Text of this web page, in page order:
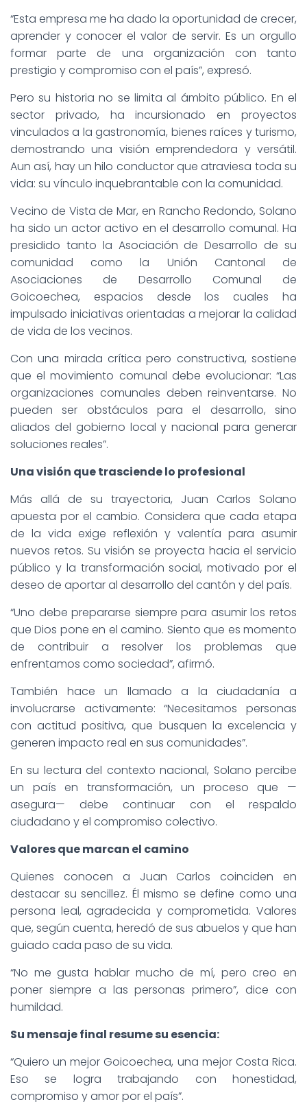
“Esta empresa me ha dado la oportunidad de crecer,
aprender y conocer el valor de servir. Es un orgullo
formar parte de una organización con tanto
prestigio y compromiso con el país”, expresó.
Pero su historia no se limita al ámbito público. En el
sector privado, ha incursionado en proyectos
vinculados a la gastronomía, bienes raíces y turismo,
demostrando una visión emprendedora y versátil.
Aun así, hay un hilo conductor que atraviesa toda su
vida: su vínculo inquebrantable con la comunidad.
Vecino de Vista de Mar, en Rancho Redondo, Solano
ha sido un actor activo en el desarrollo comunal. Ha
presidido tanto la Asociación de Desarrollo de su
comunidad como la Unión Cantonal de
Asociaciones de Desarrollo Comunal de
Goicoechea, espacios desde los cuales ha
impulsado iniciativas orientadas a mejorar la calidad
de vida de los vecinos.
Con una mirada crítica pero constructiva, sostiene
que el movimiento comunal debe evolucionar: “Las
organizaciones comunales deben reinventarse. No
pueden ser obstáculos para el desarrollo, sino
aliados del gobierno local y nacional para generar
soluciones reales”.
Una visión que trasciende lo profesional
Más allá de su trayectoria, Juan Carlos Solano
apuesta por el cambio. Considera que cada etapa
de la vida exige reflexión y valentía para asumir
nuevos retos. Su visión se proyecta hacia el servicio
público y la transformación social, motivado por el
deseo de aportar al desarrollo del cantón y del país.
“Uno debe prepararse siempre para asumir los retos
que Dios pone en el camino. Siento que es momento
de contribuir a resolver los problemas que
enfrentamos como sociedad”, afirmó.
También hace un llamado a la ciudadanía a
involucrarse activamente: “Necesitamos personas
con actitud positiva, que busquen la excelencia y
generen impacto real en sus comunidades”.
En su lectura del contexto nacional, Solano percibe
un país en transformación, un proceso que —
asegura— debe continuar con el respaldo
ciudadano y el compromiso colectivo.
Valores que marcan el camino
Quienes conocen a Juan Carlos coinciden en
destacar su sencillez. Él mismo se define como una
persona leal, agradecida y comprometida. Valores
que, según cuenta, heredó de sus abuelos y que han
guiado cada paso de su vida.
“No me gusta hablar mucho de mí, pero creo en
poner siempre a las personas primero”, dice con
humildad.
Su mensaje final resume su esencia:
“Quiero un mejor Goicoechea, una mejor Costa Rica.
Eso se logra trabajando con honestidad,
compromiso y amor por el país”.